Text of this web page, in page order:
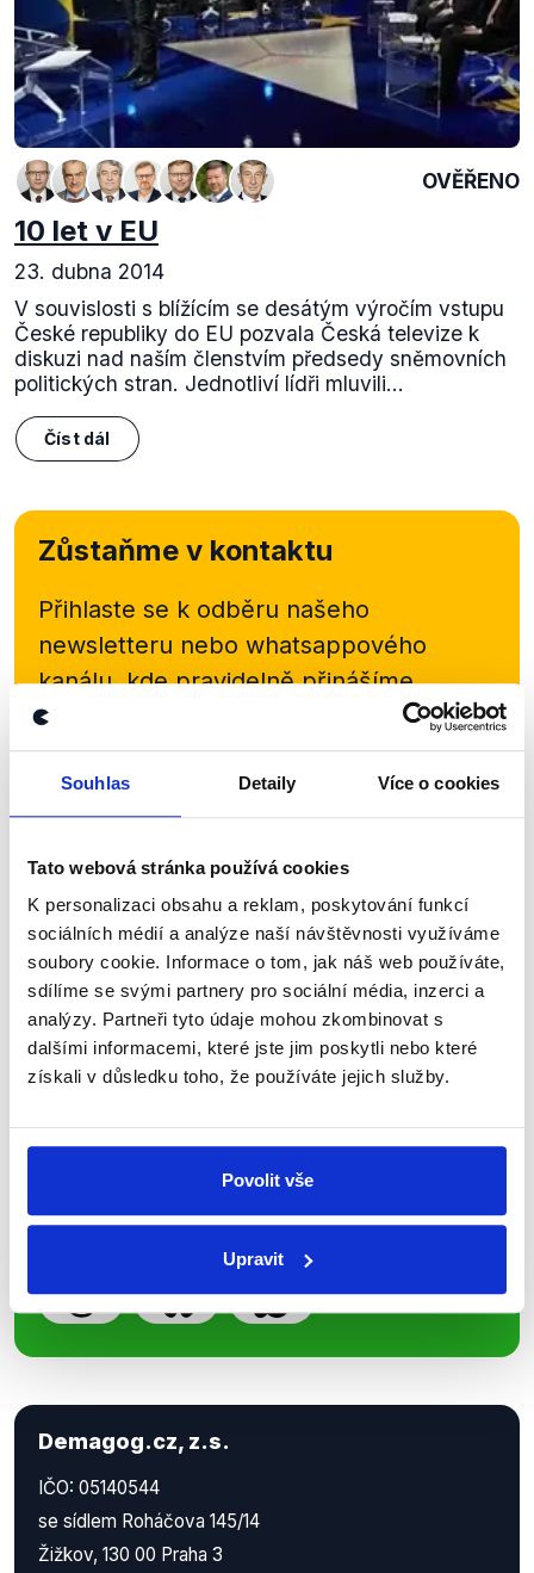
Souhlas Detaily Více o cookies
Tato webová stránka používá cookies
K personalizaci obsahu a reklam, poskytování funkcí
sociálních médií a analýze naší návštěvnosti využíváme
soubory cookie. Informace o tom, jak náš web používáte,
sdílíme se svými partnery pro sociální média, inzerci a
analýzy. Partneři tyto údaje mohou zkombinovat s
dalšími informacemi, které jste jim poskytli nebo které
získali v důsledku toho, že používáte jejich služby.
Povolit vše
Upravit
OVĚŘENO
10 let v EU
23. dubna 2014
V souvislosti s blížícím se desátým výročím vstupu
České republiky do EU pozvala Česká televize k
diskuzi nad naším členstvím předsedy sněmovních
politických stran. Jednotliví lídři mluvili...
Číst dál
Zůstaňme v kontaktu
Přihlaste se k odběru našeho
newsletteru nebo whatsappového
kanálu, kde pravidelně přinášíme
shrnutí nejzajímavějších článků a analýz.
Začněte nás odebírat, a mějte tak
přehled o tom, jaké dezinformace a
nepravdy se zrovna v Česku šíří.
Sociální sítě
Nenechte si ujít nejnovější události
příspěvků přátelům podpoříte naši
Demagog.cz, z.s.
IČO: 05140544
se sídlem Roháčova 145/14
Žižkov, 130 00 Praha 3